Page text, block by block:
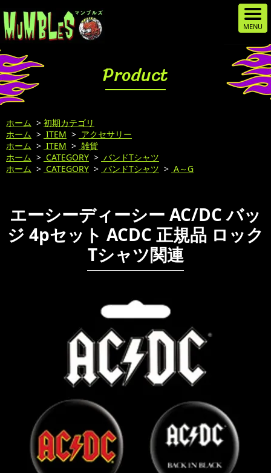
Product
ホーム > 初期カテゴリ
ホーム > ITEM > アクセサリー
ホーム > ITEM > 雑貨
ホーム > CATEGORY > バンドTシャツ
ホーム > CATEGORY > バンドTシャツ > A～G
エーシーディーシー AC/DC バッ
ジ 4pセット ACDC 正規品 ロック
Tシャツ関連